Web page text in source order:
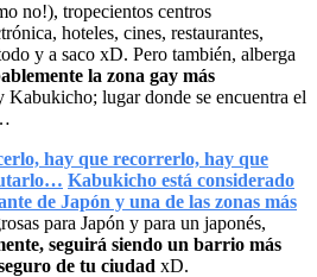
no!), tropecientos centros
hoteles, cines, restaurantes,
y a saco xD. Pero también, alberga
la zona gay más
Kabukicho; lugar donde se encuentra el
hay que recorrerlo, hay que
Kabukicho está considerado
de Japón y una de las zonas más
para Japón y para un japonés,
seguirá siendo un barrio más
de tu ciudad xD.